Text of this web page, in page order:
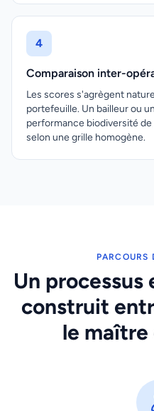
4
Comparaison inter-
Les scores s'agrègent
portefeuille. Un bailleur ou
performance biodiversité
selon une grille homogène.
PARCOURS
Un processus
construit
le